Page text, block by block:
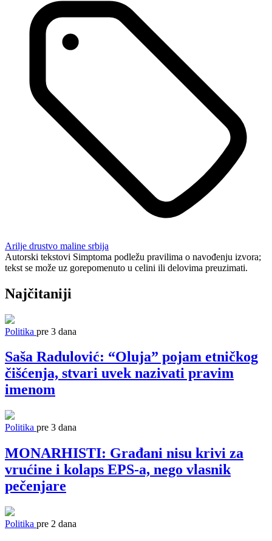
Arilje drustvo maline srbija
Autorski tekstovi Simptoma podležu pravilima o navođenju izvora;
tekst se može uz gorepomenuto u celini ili delovima preuzimati.
Najčitaniji
Politika pre 3 dana
Saša Radulović: “Oluja” pojam etničkog
čišćenja, stvari uvek nazivati pravim
imenom
Politika pre 3 dana
MONARHISTI: Građani nisu krivi za
vrućine i kolaps EPS-a, nego vlasnik
pečenjare
Politika pre 2 dana